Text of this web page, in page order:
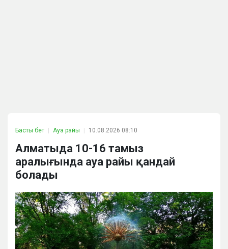
Басты бет Ауа райы 10.08.2026 08:10
Алматыда 10-16 тамыз
аралығында ауа райы қандай
болады